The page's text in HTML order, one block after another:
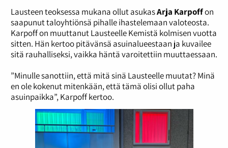
Lausteen teoksessa mukana ollut asukasArja Karpoffon
saapunut taloyhtiönsä pihalle ihastelemaan valoteosta.
Karpoff on muuttanut Lausteelle Kemistä kolmisen vuotta
sitten. Hän kertoo pitävänsä asuinalueestaan ja kuvailee
sitä rauhalliseksi, vaikka häntä varoitettiin muuttaessaan.
”Minulle sanottiin, että mitä sinä Lausteelle muutat? Minä
en ole kokenut mitenkään, että tämä olisi ollut paha
asuinpaikka”, Karpoff kertoo.